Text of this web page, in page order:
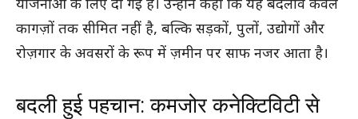
योजनाओं के लिए दी गई है। उन्होंने कहा कि यह बदलाव केवल
कागज़ों तक सीमित नहीं है, बल्कि सड़कों, पुलों, उद्योगों और
रोज़गार के अवसरों के रूप में ज़मीन पर साफ नजर आता है।
बदली हुई पहचान: कमजोर कनेक्टिविटी से